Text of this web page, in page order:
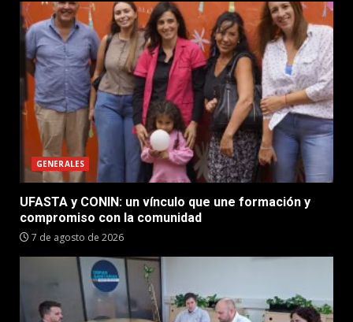
GENERALES
UFASTA y CONIN: un vínculo que une formación y
compromiso con la comunidad
7 de agosto de 2026